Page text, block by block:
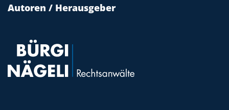
Autoren / Herausgeber